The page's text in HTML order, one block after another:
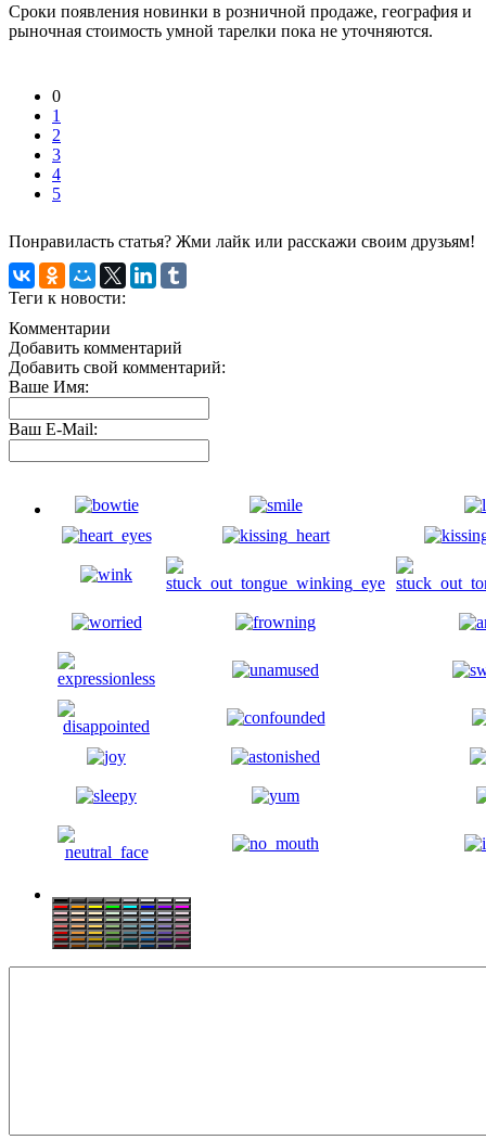
Сроки появления новинки в розничной продаже, география и
рыночная стоимость умной тарелки пока не уточняются.
0
1
2
3
4
5
Понравиласть статья? Жми лайк или расскажи своим друзьям!
Теги к новости:
Комментарии
Добавить комментарий
Добавить свой комментарий:
Ваше Имя:
Ваш E-Mail: